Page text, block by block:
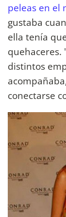
peleas en el
gustaba
ella tenía
quehaceres.
distintos
conectarse